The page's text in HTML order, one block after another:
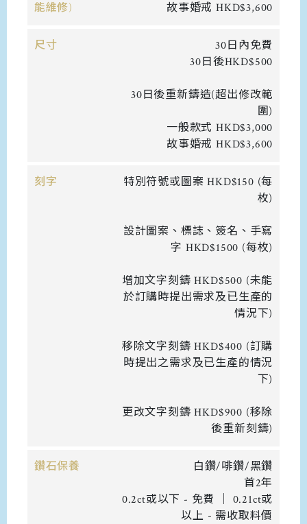
能維修)
故事婚戒 HKD$3,600
尺寸
30日內免費
30日後HKD$500
30日後重新鑄造(超出修改範
圍)
一般款式 HKD$3,000
故事婚戒 HKD$3,600
刻字
特別符號或圖案 HKD$150 (每
枚)
設計圖案、標誌、簽名、手寫
字 HKD$1500 (每枚)
增加文字刻鑄 HKD$500 (未能
於訂購時提出需求及已生產的
情況下)
移除文字刻鑄 HKD$400 (訂購
時提出之需求及已生產的情況
下)
更改文字刻鑄 HKD$900 (移除
後重新刻鑄)
鑽石保養
白鑽/啡鑽/黑鑽
首2年
0.2ct或以下 - 免費 ｜ 0.21ct或
以上 - 需收取料價